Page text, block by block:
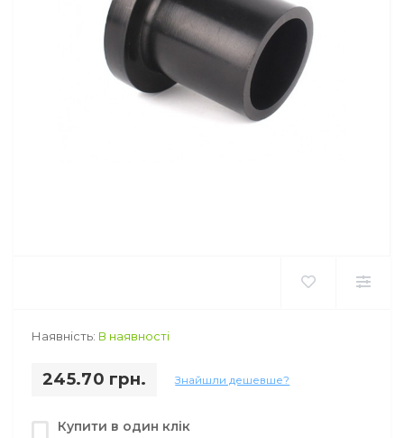
Наявність: В наявності
245.70 грн. Знайшли дешевше?
Купити в один клік